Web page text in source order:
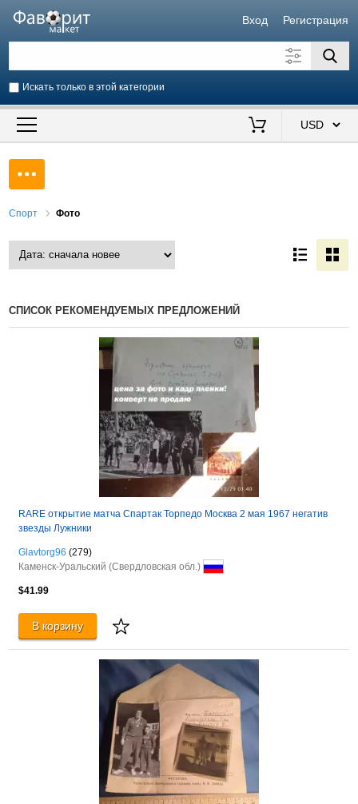
Вход Регистрация
Искать только в этой категории
Искать также в описании
Продавец
Спорт Фото
СПИСОК РЕКОМЕНДУЕМЫХ ПРЕДЛОЖЕНИЙ
RARE открытие матча Спартак Торпедо Москва 2 мая 1967 негатив
звезды Лужники
Glavtorg96 (279)
Каменск-Уральский (Свердловская обл.)
$41.99
В корзину